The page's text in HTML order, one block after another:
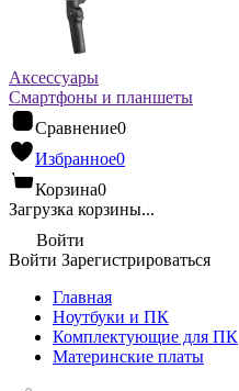
Аксессуары
Смартфоны и планшеты
Сравнение0
Избранное0
Корзина0
Загрузка корзины...
Войти
Войти Зарегистрироваться
Главная
Ноутбуки и ПК
Комплектующие для ПК
Материнские платы